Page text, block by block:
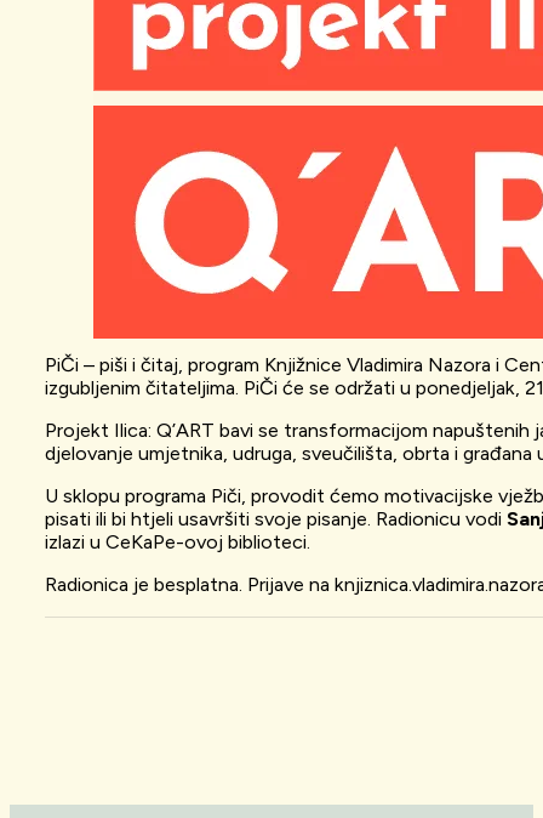
PiČi – piši i čitaj, program Knjižnice Vladimira Nazora i
izgubljenim čitateljima. PiČi će se održati u ponedjeljak,
Projekt Ilica: Q’ART bavi se transformacijom
djelovanje umjetnika, udruga, sveučilišta, obrta i građana
U sklopu programa Piči, provodit ćemo motivacijske
pisati ili bi htjeli usavršiti svoje pisanje. Radionicu vodi
izlazi u CeKaPe-ovoj biblioteci.
Radionica je besplatna. Prijave na